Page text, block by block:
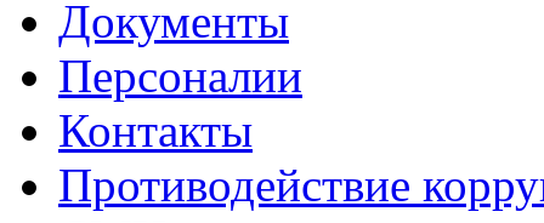
Документы
Персоналии
Контакты
Противодействие